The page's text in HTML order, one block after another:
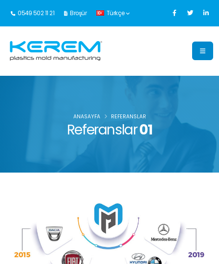
0549 502 11 21 Broşür Türkçe
Referanslar01
ANASAYFA REFERANSLAR